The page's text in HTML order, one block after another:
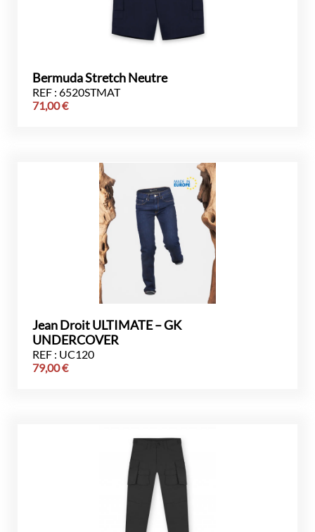
Bermuda Stretch Neutre
REF : 6520STMAT
71,00€
Jean Droit ULTIMATE – GK
UNDERCOVER
REF : UC120
79,00€